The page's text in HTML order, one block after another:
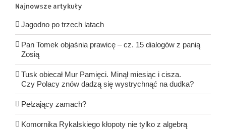
Najnowsze artykuły
Jagodno po trzech latach
Pan Tomek objaśnia prawicę – cz. 15 dialogów z panią
Zosią
Tusk obiecał Mur Pamięci. Minął miesiąc i cisza.
Czy Polacy znów dadzą się wystrychnąć na dudka?
Pełzający zamach?
Komornika Rykalskiego kłopoty nie tylko z algebrą